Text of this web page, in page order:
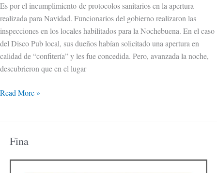
Es por el incumplimiento de protocolos sanitarios en la apertura
realizada para Navidad. Funcionarios del gobierno realizaron las
inspecciones en los locales habilitados para la Nochebuena. En el caso
del Disco Pub local, sus dueños habían solicitado una apertura en
calidad de “confitería” y les fue concedida. Pero, avanzada la noche,
descubrieron que en el lugar
abrir
para
Año
Nuevo
Read More »
Fina